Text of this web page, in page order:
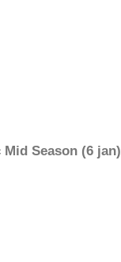
Season (6 jan)